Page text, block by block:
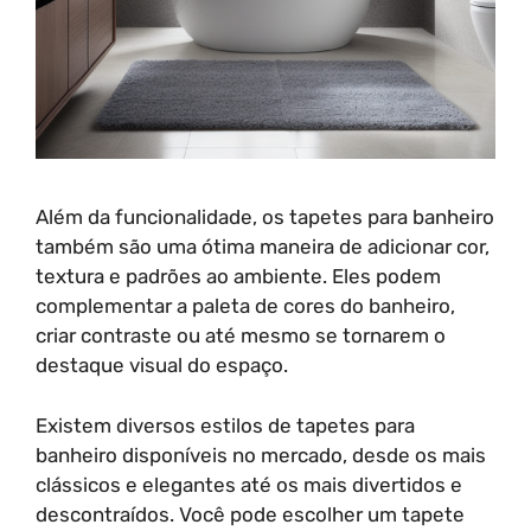
Além da funcionalidade, os tapetes para banheiro
também são uma ótima maneira de adicionar cor,
textura e padrões ao ambiente. Eles podem
complementar a paleta de cores do banheiro,
criar contraste ou até mesmo se tornarem o
destaque visual do espaço.
Existem diversos estilos de tapetes para
banheiro disponíveis no mercado, desde os mais
clássicos e elegantes até os mais divertidos e
descontraídos. Você pode escolher um tapete